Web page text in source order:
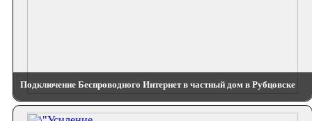
Подключение Беспроводного Интернет в частный дом в Рубцовске